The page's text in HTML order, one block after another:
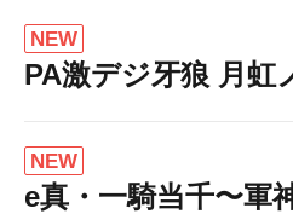
NEW
PA激デジ牙狼 月虹
NEW
e真・一騎当千〜軍